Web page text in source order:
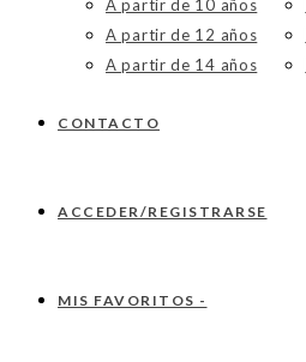
A partir de 10 años
A partir de 12 años
A partir de 14 años
CONTACTO
ACCEDER/REGISTRARSE
MIS FAVORITOS -